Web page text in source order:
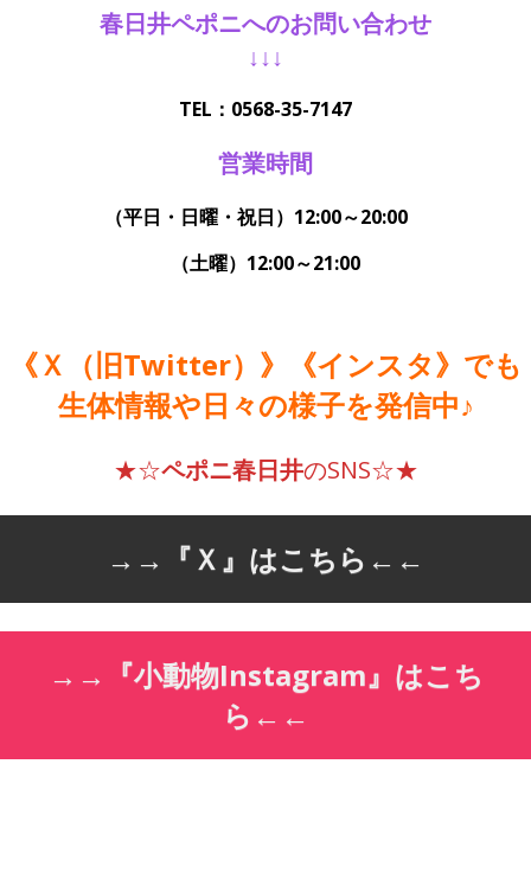
春日井ペポニへのお問い合わせ
↓↓↓
TEL：0568-35-7147
営業時間
（平日・日曜・祝日）12:00～20:00
（土曜）12:00～21:00
《Ｘ（旧Twitter）》《インスタ》でも
生体情報や日々の様子を発信中♪
★☆ペポニ春日井のSNS☆★
→→ 『Ｘ』はこちら ←←
→→ 『小動物Instagram』はこち
ら ←←